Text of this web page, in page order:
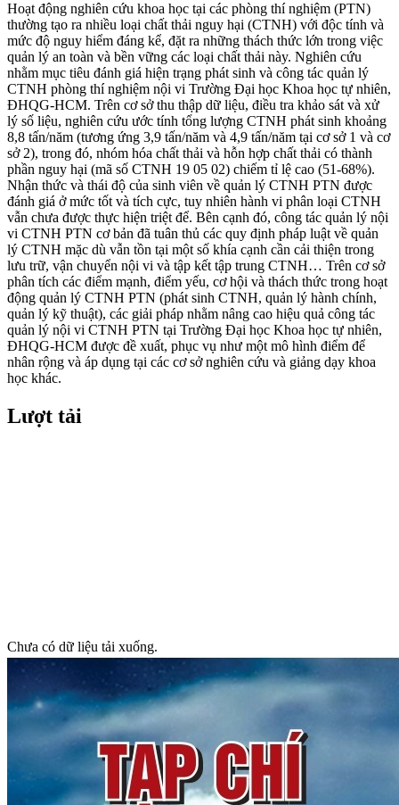
Hoạt động nghiên cứu khoa học tại các phòng thí nghiệm (PTN)
thường tạo ra nhiều loại chất thải nguy hại (CTNH) với độc tính và
mức độ nguy hiểm đáng kể, đặt ra những thách thức lớn trong việc
quản lý an toàn và bền vững các loại chất thải này. Nghiên cứu
nhằm mục tiêu đánh giá hiện trạng phát sinh và công tác quản lý
CTNH phòng thí nghiệm nội vi Trường Đại học Khoa học tự nhiên,
ĐHQG-HCM. Trên cơ sở thu thập dữ liệu, điều tra khảo sát và xử
lý số liệu, nghiên cứu ước tính tổng lượng CTNH phát sinh khoảng
8,8 tấn/năm (tương ứng 3,9 tấn/năm và 4,9 tấn/năm tại cơ sở 1 và cơ
sở 2), trong đó, nhóm hóa chất thải và hỗn hợp chất thải có thành
phần nguy hại (mã số CTNH 19 05 02) chiếm tỉ lệ cao (51-68%).
Nhận thức và thái độ của sinh viên về quản lý CTNH PTN được
đánh giá ở mức tốt và tích cực, tuy nhiên hành vi phân loại CTNH
vẫn chưa được thực hiện triệt để. Bên cạnh đó, công tác quản lý nội
vi CTNH PTN cơ bản đã tuân thủ các quy định pháp luật về quản
lý CTNH mặc dù vẫn tồn tại một số khía cạnh cần cải thiện trong
lưu trữ, vận chuyển nội vi và tập kết tập trung CTNH… Trên cơ sở
phân tích các điểm mạnh, điểm yếu, cơ hội và thách thức trong hoạt
động quản lý CTNH PTN (phát sinh CTNH, quản lý hành chính,
quản lý kỹ thuật), các giải pháp nhằm nâng cao hiệu quả công tác
quản lý nội vi CTNH PTN tại Trường Đại học Khoa học tự nhiên,
ĐHQG-HCM được đề xuất, phục vụ như một mô hình điểm để
nhân rộng và áp dụng tại các cơ sở nghiên cứu và giảng dạy khoa
học khác.
Lượt tải
Chưa có dữ liệu tải xuống.